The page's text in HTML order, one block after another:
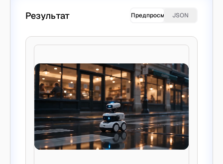
Результат ПредпросмотрJSON